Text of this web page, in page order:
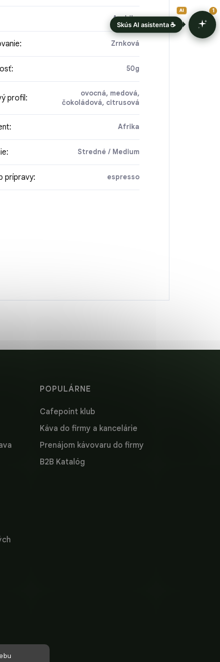
Arabika
: Zrnková
: 50g
profil:
ovocná, medová,
čokoládová, citrusová
: Afrika
: Stredné / Medium
prípravy: espresso
POPULÁRNE
Cafepoint klub
Káva do firmy a kancelárie
Prenájom kávovaru do firmy
B2B Katalóg